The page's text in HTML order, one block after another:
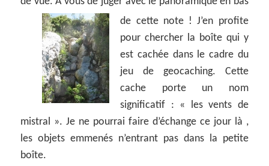
de cette note ! J’en profite
pour chercher la boîte qui y
est cachée dans le cadre du
jeu de geocaching. Cette
cache porte un nom
significatif : « les vents de
mistral ». Je ne pourrai faire d’échange ce jour là ,
les objets emmenés n’entrant pas dans la petite
boîte.